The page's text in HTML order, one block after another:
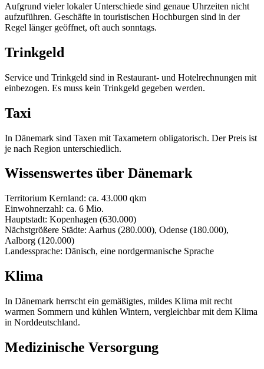
Aufgrund vieler lokaler Unterschiede sind genaue Uhrzeiten nicht
aufzuführen. Geschäfte in touristischen Hochburgen sind in der
Regel länger geöffnet, oft auch sonntags.
Trinkgeld
Service und Trinkgeld sind in Restaurant- und Hotelrechnungen mit
einbezogen. Es muss kein Trinkgeld gegeben werden.
Taxi
In Dänemark sind Taxen mit Taxametern obligatorisch. Der Preis ist
je nach Region unterschiedlich.
Wissenswertes über Dänemark
Territorium Kernland: ca. 43.000 qkm
Einwohnerzahl: ca. 6 Mio.
Hauptstadt: Kopenhagen (630.000)
Nächstgrößere Städte: Aarhus (280.000), Odense (180.000),
Aalborg (120.000)
Landessprache: Dänisch, eine nordgermanische Sprache
Klima
In Dänemark herrscht ein gemäßigtes, mildes Klima mit recht
warmen Sommern und kühlen Wintern, vergleichbar mit dem Klima
in Norddeutschland.
Medizinische Versorgung